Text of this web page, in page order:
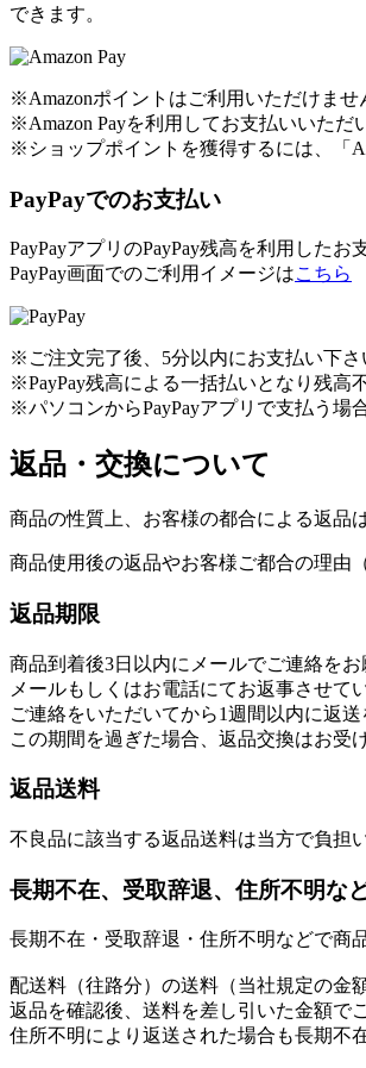
できます。
※Amazonポイントはご利用いただけませ
※Amazon Payを利用してお支払いいただ
※ショップポイントを獲得するには、「
PayPayでのお支払い
PayPayアプリのPayPay残高を利用したお
PayPay画面でのご利用イメージはこちら
※ご注文完了後、5分以内にお支払い下さ
※PayPay残高による一括払いとなり残高
※パソコンからPayPayアプリで支払う場
返品・交換について
商品の性質上、お客様の都合による返品
商品使用後の返品やお客様ご都合の理由
返品期限
商品到着後3日以内にメールでご連絡をお
メールもしくはお電話にてお返事させて
ご連絡をいただいてから1週間以内に返送
この期間を過ぎた場合、返品交換はお受
返品送料
不良品に該当する返品送料は当方で負担
長期不在、受取辞退、住所不明な
長期不在・受取辞退・住所不明などで商
配送料（往路分）の送料（当社規定の金
返品を確認後、送料を差し引いた金額で
住所不明により返送された場合も長期不